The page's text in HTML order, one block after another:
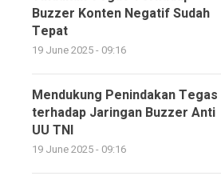
Buzzer Konten Negatif Sudah
Tepat
19 June 2025 - 09:16
Mendukung Penindakan Tegas
terhadap Jaringan Buzzer Anti
UU TNI
19 June 2025 - 09:16